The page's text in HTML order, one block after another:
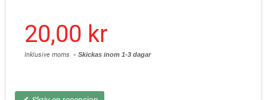
20,00 kr
Inklusive moms Skickas inom 1-3 dagar